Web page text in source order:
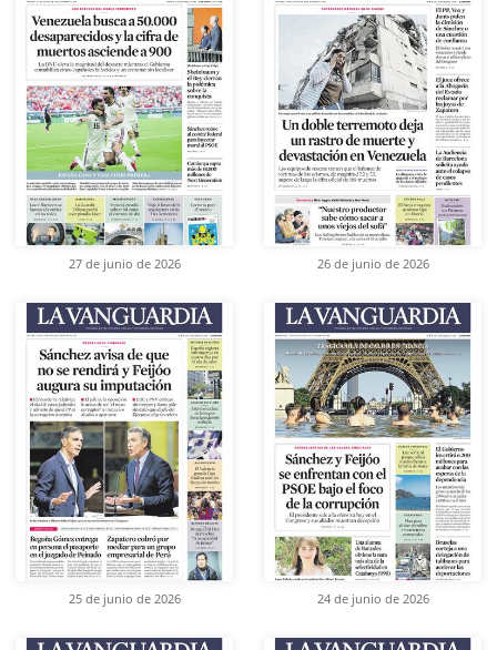
27 de junio de 2026 26 de junio de 2026
25 de junio de 2026 24 de junio de 2026